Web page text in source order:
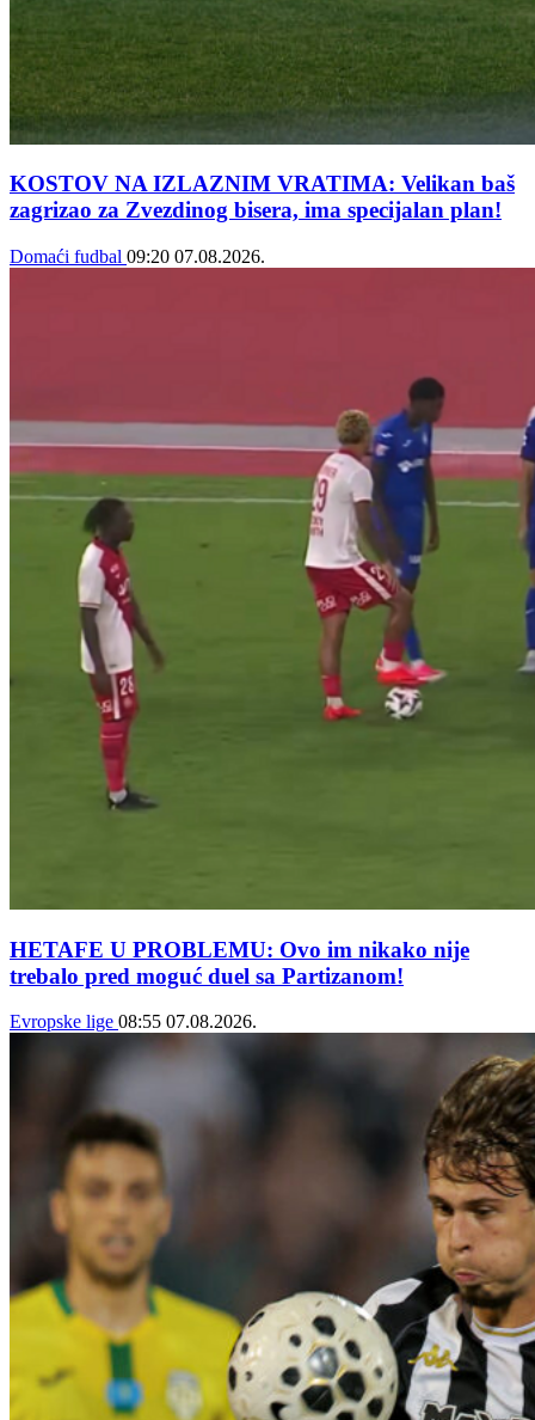
KOSTOV NA IZLAZNIM VRATIMA: Velikan baš
zagrizao za Zvezdinog bisera, ima specijalan plan!
Domaći fudbal 09:20 07.08.2026.
HETAFE U PROBLEMU: Ovo im nikako nije
trebalo pred moguć duel sa Partizanom!
Evropske lige 08:55 07.08.2026.